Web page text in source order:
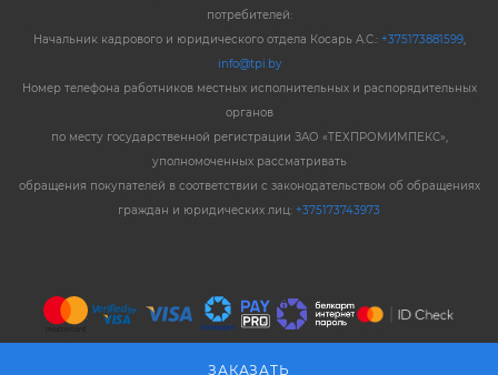
ЗАКАЗАТЬ
потребителей:
Начальник кадрового и юридического отдела Косарь А.С.: +375173881599,
info@tpi.by
Номер телефона работников местных исполнительных и распорядительных
органов
по месту государственной регистрации ЗАО «ТЕХПРОМИМПЕКС»,
уполномоченных рассматривать
обращения покупателей в соответствии с законодательством об обращениях
граждан и юридических лиц: +375173743973